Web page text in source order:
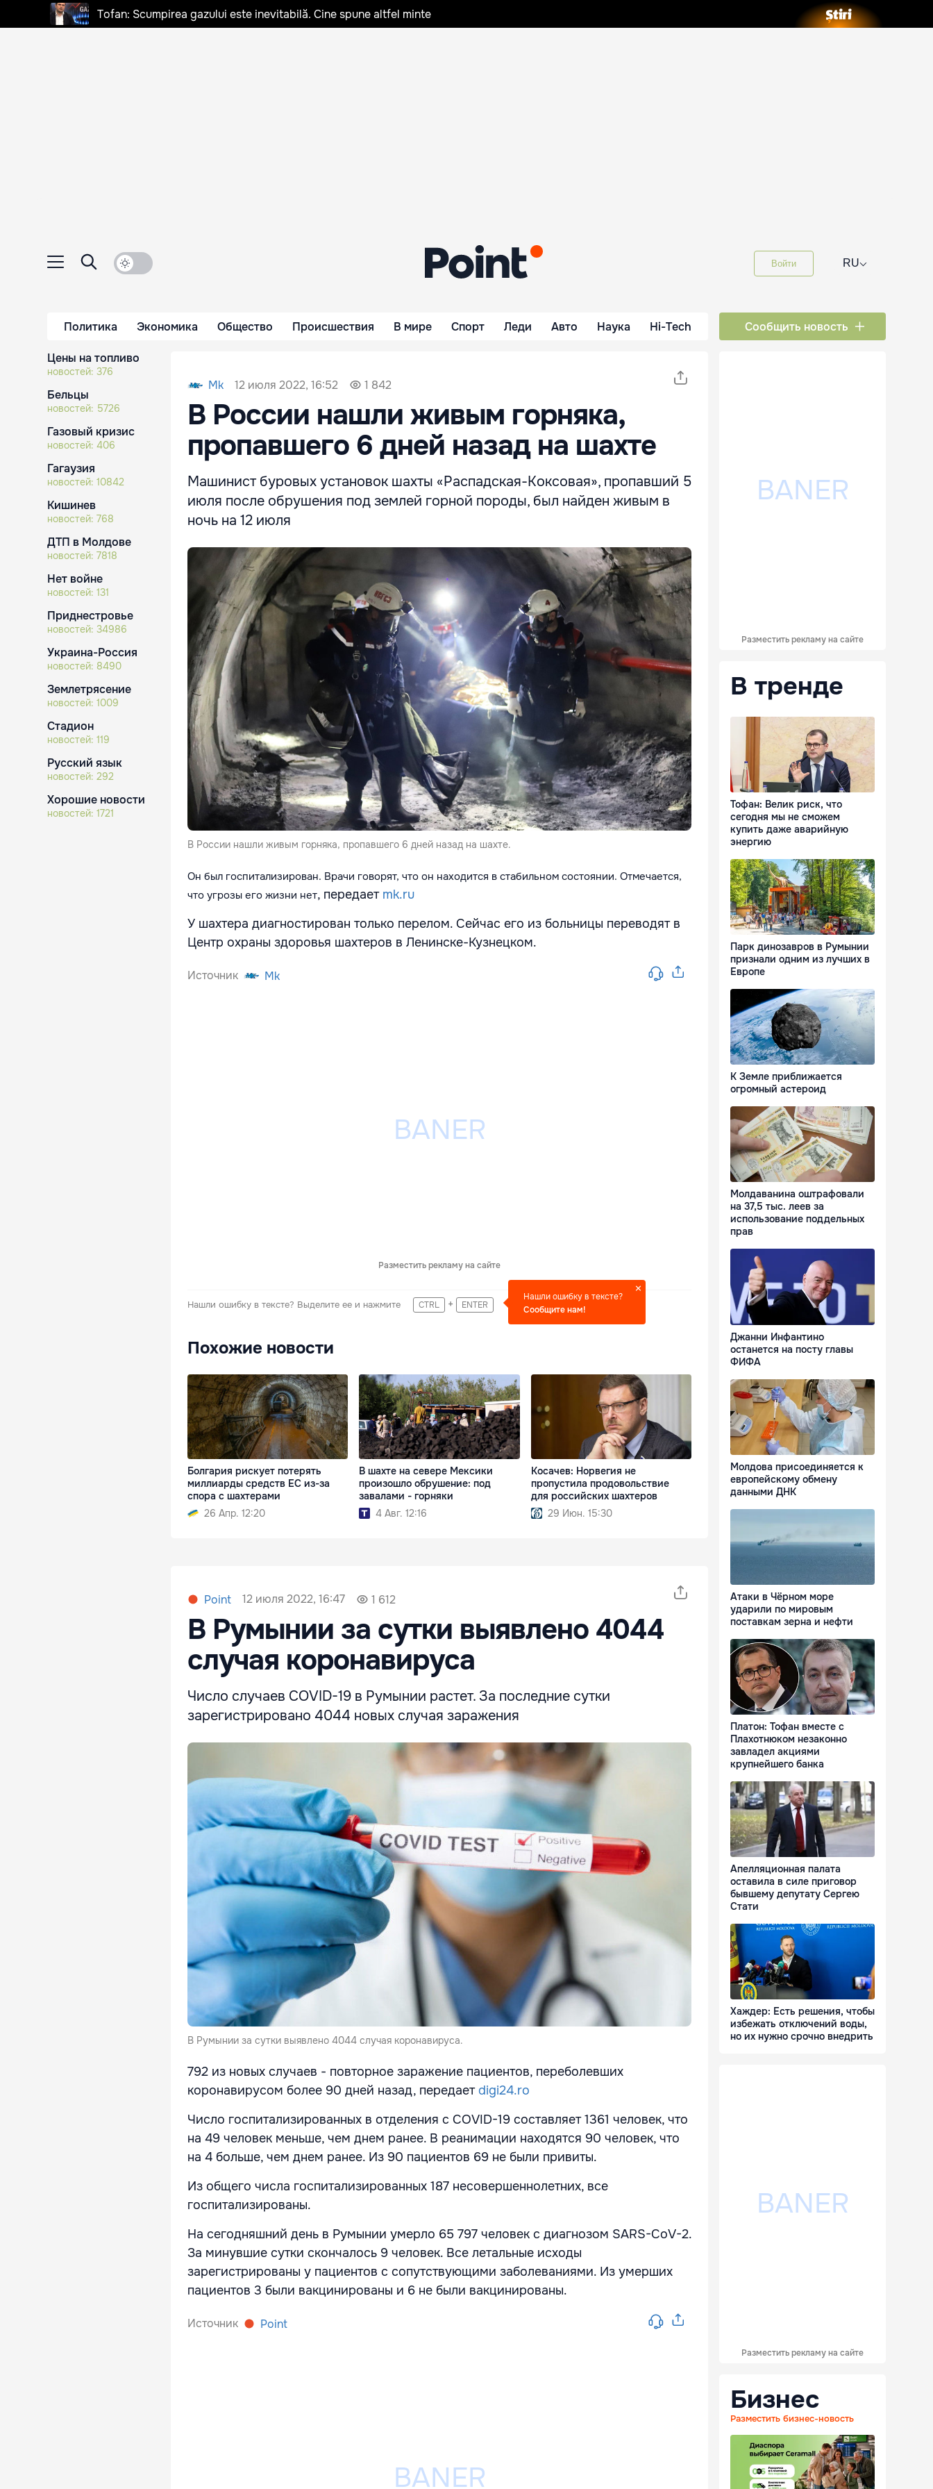
Tofan: Scumpirea gazului este inevitabilă. Cine spune altfel minte
Войти RU⌵
Политика Экономика Общество Происшествия В мире Спорт Леди Авто Наука Hi-Tech Сообщить новость
Цены на топливо
новостей: 376
Бельцы
новостей: 5726
Газовый кризис
новостей: 406
Гагаузия
новостей: 10842
Кишинев
новостей: 768
ДТП в Молдове
новостей: 7818
Нет войне
новостей: 131
Приднестровье
новостей: 34986
Украина-Россия
новостей: 8490
Землетрясение
новостей: 1009
Стадион
новостей: 119
Русский язык
новостей: 292
Хорошие новости
новостей: 1721
Mk 12 июля 2022, 16:52 1 842
В России нашли живым горняка,
пропавшего 6 дней назад на шахте
Машинист буровых установок шахты «Распадская-Коксовая», пропавший 5
июля после обрушения под землей горной породы, был найден живым в
ночь на 12 июля
В России нашли живым горняка, пропавшего 6 дней назад на шахте.
Он был госпитализирован. Врачи говорят, что он находится в стабильном состоянии. Отмечается,
что угрозы его жизни нет, передает mk.ru
У шахтера диагностирован только перелом. Сейчас его из больницы переводят в
Центр охраны здоровья шахтеров в Ленинске-Кузнецком.
Источник Mk
Разместить рекламу на сайте
Нашли ошибку в тексте? Выделите ее и нажмите CTRL + ENTER
Нашли ошибку в тексте?
Сообщите нам!
Похожие новости
Болгария рискует потерять
миллиарды средств ЕС из-за
спора с шахтерами
26 Апр. 12:20
В шахте на севере Мексики
произошло обрушение: под
завалами - горняки
4 Авг. 12:16
Косачев: Норвегия не
пропустила продовольствие
для российских шахтеров
29 Июн. 15:30
Point 12 июля 2022, 16:47 1 612
В Румынии за сутки выявлено 4044
случая коронавируса
Число случаев COVID-19 в Румынии растет. За последние сутки
зарегистрировано 4044 новых случая заражения
В Румынии за сутки выявлено 4044 случая коронавируса.
792 из новых случаев - повторное заражение пациентов, переболевших
коронавирусом более 90 дней назад, передает digi24.ro
Число госпитализированных в отделения с COVID-19 составляет 1361 человек, что
на 49 человек меньше, чем днем ранее. В реанимации находятся 90 человек, что
на 4 больше, чем днем ранее. Из 90 пациентов 69 не были привиты.
Из общего числа госпитализированных 187 несовершеннолетних, все
госпитализированы.
На сегодняшний день в Румынии умерло 65 797 человек с диагнозом SARS-CoV-2.
За минувшие сутки скончалось 9 человек. Все летальные исходы
зарегистрированы у пациентов с сопутствующими заболеваниями. Из умерших
пациентов 3 были вакцинированы и 6 не были вакцинированы.
Источник Point
Разместить рекламу на сайте
В тренде
Тофан: Велик риск, что
сегодня мы не сможем
купить даже аварийную
энергию
Парк динозавров в Румынии
признали одним из лучших в
Европе
К Земле приближается
огромный астероид
Молдаванина оштрафовали
на 37,5 тыс. леев за
использование поддельных
прав
Джанни Инфантино
останется на посту главы
ФИФА
Молдова присоединяется к
европейскому обмену
данными ДНК
Атаки в Чёрном море
ударили по мировым
поставкам зерна и нефти
Платон: Тофан вместе с
Плахотнюком незаконно
завладел акциями
крупнейшего банка
Апелляционная палата
оставила в силе приговор
бывшему депутату Сергею
Стати
Хаждер: Есть решения, чтобы
избежать отключений воды,
но их нужно срочно внедрить
Разместить рекламу на сайте
Бизнес
Разместить бизнес-новость